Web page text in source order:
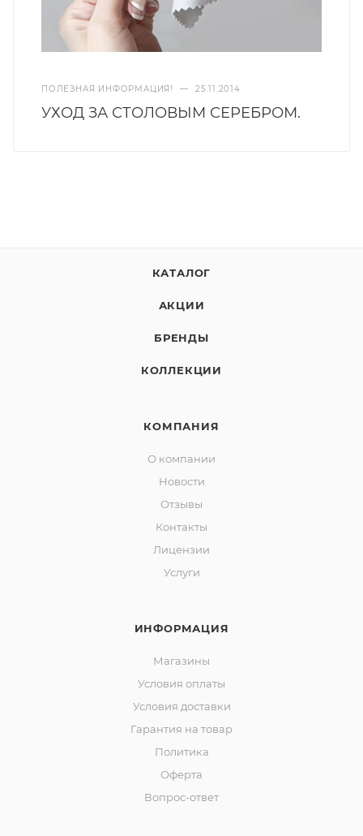
ПОЛЕЗНАЯ ИНФОРМАЦИЯ! — 25.11.2014
УХОД ЗА СТОЛОВЫМ СЕРЕБРОМ.
КАТАЛОГ
АКЦИИ
БРЕНДЫ
КОЛЛЕКЦИИ
КОМПАНИЯ
О компании
Новости
Отзывы
Контакты
Лицензии
Услуги
ИНФОРМАЦИЯ
Магазины
Условия оплаты
Условия доставки
Гарантия на товар
Политика
Оферта
Вопрос-ответ